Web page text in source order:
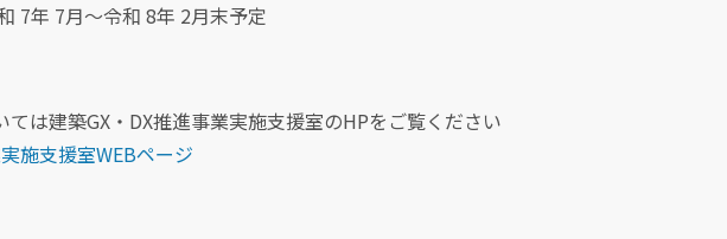
7年 7月～令和 8年 2月末予定
ては建築GX・DX推進事業実施支援室のHPをご覧ください
施支援室WEBページ